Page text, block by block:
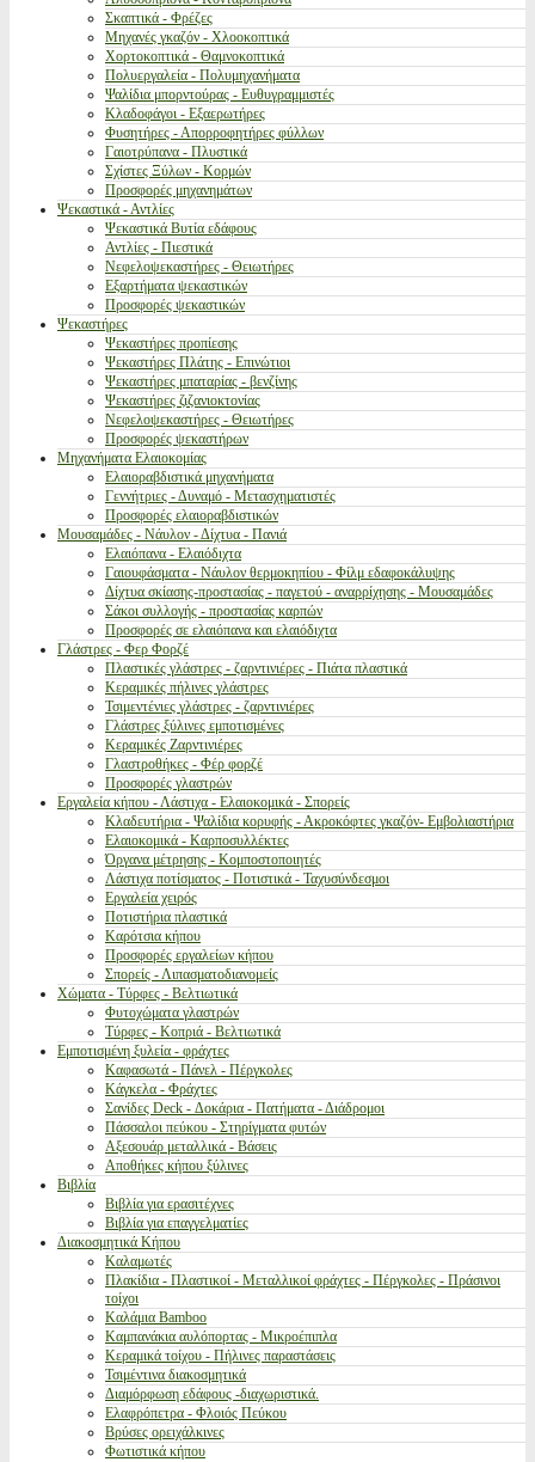
Σκαπτικά - Φρέζες
Μηχανές γκαζόν - Χλοοκοπτικά
Χορτοκοπτικά - Θαμνοκοπτικά
Πολυεργαλεία - Πολυμηχανήματα
Ψαλίδια μπορντούρας - Ευθυγραμμιστές
Κλαδοφάγοι - Εξαερωτήρες
Φυσητήρες - Απορροφητήρες φύλλων
Γαιοτρύπανα - Πλυστικά
Σχίστες Ξύλων - Κορμών
Προσφορές μηχανημάτων
Ψεκαστικά - Αντλίες
Ψεκαστικά Βυτία εδάφους
Αντλίες - Πιεστικά
Νεφελοψεκαστήρες - Θειωτήρες
Εξαρτήματα ψεκαστικών
Προσφορές ψεκαστικών
Ψεκαστήρες
Ψεκαστήρες προπίεσης
Ψεκαστήρες Πλάτης - Επινώτιοι
Ψεκαστήρες μπαταρίας - βενζίνης
Ψεκαστήρες ζιζανιοκτονίας
Νεφελοψεκαστήρες - Θειωτήρες
Προσφορές ψεκαστήρων
Μηχανήματα Ελαιοκομίας
Ελαιοραβδιστικά μηχανήματα
Γεννήτριες - Δυναμό - Μετασχηματιστές
Προσφορές ελαιοραβδιστικών
Μουσαμάδες - Νάυλον - Δίχτυα - Πανιά
Ελαιόπανα - Ελαιόδιχτα
Γαιουφάσματα - Νάυλον θερμοκηπίου - Φίλμ εδαφοκάλυψης
Δίχτυα σκίασης-προστασίας - παγετού - αναρρίχησης - Μουσαμάδες
Σάκοι συλλογής - προστασίας καρπών
Προσφορές σε ελαιόπανα και ελαιόδιχτα
Γλάστρες - Φερ Φορζέ
Πλαστικές γλάστρες - ζαρντινιέρες - Πιάτα πλαστικά
Κεραμικές πήλινες γλάστρες
Τσιμεντένιες γλάστρες - ζαρντινιέρες
Γλάστρες ξύλινες εμποτισμένες
Κεραμικές Ζαρντινιέρες
Γλαστροθήκες - Φέρ φορζέ
Προσφορές γλαστρών
Εργαλεία κήπου - Λάστιχα - Ελαιοκομικά - Σπορείς
Κλαδευτήρια - Ψαλίδια κορυφής - Ακροκόφτες γκαζόν- Εμβολιαστήρια
Ελαιοκομικά - Καρποσυλλέκτες
Όργανα μέτρησης - Κομποστοποιητές
Λάστιχα ποτίσματος - Ποτιστικά - Ταχυσύνδεσμοι
Εργαλεία χειρός
Ποτιστήρια πλαστικά
Καρότσια κήπου
Προσφορές εργαλείων κήπου
Σπορείς - Λιπασματοδιανομείς
Χώματα - Τύρφες - Βελτιωτικά
Φυτοχώματα γλαστρών
Τύρφες - Κοπριά - Βελτιωτικά
Εμποτισμένη ξυλεία - φράχτες
Καφασωτά - Πάνελ - Πέργκολες
Κάγκελα - Φράχτες
Σανίδες Deck - Δοκάρια - Πατήματα - Διάδρομοι
Πάσσαλοι πεύκου - Στηρίγματα φυτών
Αξεσουάρ μεταλλικά - Βάσεις
Αποθήκες κήπου ξύλινες
Βιβλία
Βιβλία για ερασιτέχνες
Βιβλία για επαγγελματίες
Διακοσμητικά Κήπου
Καλαμωτές
Πλακίδια - Πλαστικοί - Μεταλλικοί φράχτες - Πέργκολες - Πράσινοι
τοίχοι
Καλάμια Bamboo
Καμπανάκια αυλόπορτας - Μικροέπιπλα
Κεραμικά τοίχου - Πήλινες παραστάσεις
Τσιμέντινα διακοσμητικά
Διαμόρφωση εδάφους -διαχωριστικά.
Ελαφρόπετρα - Φλοιός Πεύκου
Βρύσες ορειχάλκινες
Φωτιστικά κήπου